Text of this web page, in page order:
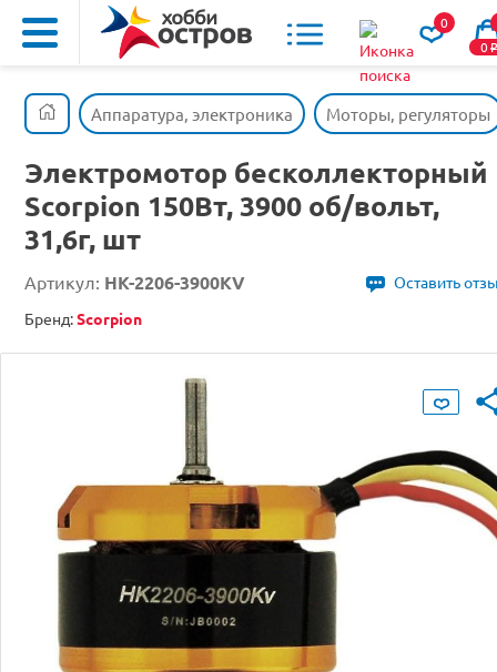
0
0o
Аппаратура, электроника Моторы, регуляторы
Электромотор бесколлекторный
Scorpion 150Вт, 3900 об/вольт,
31,6г, шт
Артикул: HK-2206-3900KV
Оставить
Бренд:Scorpion